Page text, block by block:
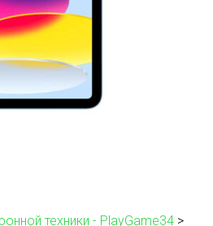
техники - PlayGame34 >